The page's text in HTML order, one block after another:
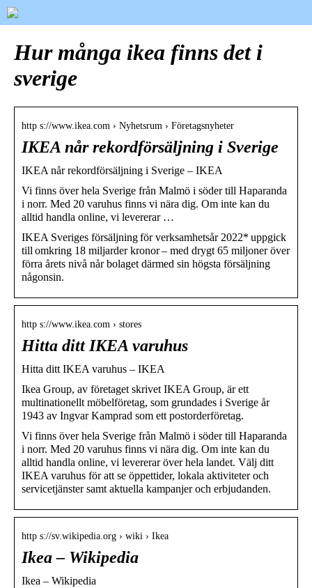
Hur många ikea finns det i
sverige
http s://www.ikea.com › Nyhetsrum › Företagsnyheter
IKEA når rekordförsäljning i Sverige
IKEA når rekordförsäljning i Sverige – IKEA
Vi finns över hela Sverige från Malmö i söder till Haparanda
i norr. Med 20 varuhus finns vi nära dig. Om inte kan du
alltid handla online, vi levererar …
IKEA Sveriges försäljning för verksamhetsår 2022* uppgick
till omkring 18 miljarder kronor – med drygt 65 miljoner över
förra årets nivå når bolaget därmed sin högsta försäljning
någonsin.
http s://www.ikea.com › stores
Hitta ditt IKEA varuhus
Hitta ditt IKEA varuhus – IKEA
Ikea Group, av företaget skrivet IKEA Group, är ett
multinationellt möbelföretag, som grundades i Sverige år
1943 av Ingvar Kamprad som ett postorderföretag.
Vi finns över hela Sverige från Malmö i söder till Haparanda
i norr. Med 20 varuhus finns vi nära dig. Om inte kan du
alltid handla online, vi levererar över hela landet. Välj ditt
IKEA varuhus för att se öppettider, lokala aktiviteter och
servicetjänster samt aktuella kampanjer och erbjudanden.
http s://sv.wikipedia.org › wiki › Ikea
Ikea – Wikipedia
Ikea – Wikipedia